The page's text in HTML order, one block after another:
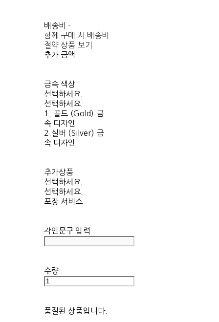
배송비-
함께 구매 시 배송비
절약 상품 보기
추가 금액
금속 색상
선택하세요.
선택하세요.
1. 골드 (Gold) 금
속 디자인
2.실버 (Silver) 금
속 디자인
추가상품
선택하세요.
선택하세요.
포장 서비스
각인문구 입력
수량
품절된 상품입니다.